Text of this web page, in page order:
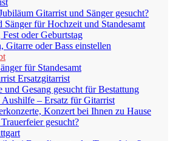
Gitarrist und Sänger gesucht?
Sänger für Hochzeit und Standesamt
oder Geburtstag
Gitarre oder Bass einstellen
für Standesamt
Ersatzgitarrist
und Gesang gesucht für Bestattung
– Ersatz für Gitarrist
Konzert bei Ihnen zu Hause
gesucht?